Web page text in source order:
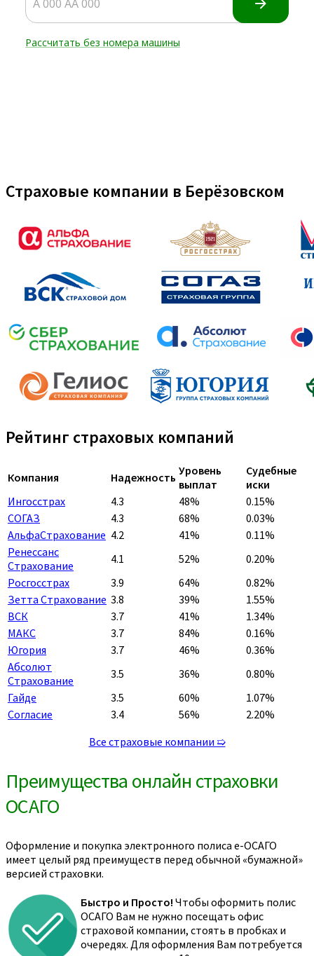
Страховые компании в Берёзовском
Рейтинг страховых компаний
Компания Надежность Уровень
выплат
Судебные
иски
Ингосстрах
4.3 48%
0.15%
СОГАЗ
4.3 68%
0.03%
АльфаСтрахование 4.2 41%
0.11%
Ренессанс
Страхование
4.1 52%
0.20%
Росгосстрах
3.9 64%
0.82%
Зетта Страхование 3.8 39%
1.55%
ВСК
3.7 41%
1.34%
МАКС
3.7 84%
0.16%
Югория
3.7 46%
0.36%
Абсолют
Страхование
3.5 36%
0.80%
Гайде
3.5 60%
1.07%
Согласие
3.4 56%
2.20%
Все страховые компании ➯
Преимущества онлайн страховки
ОСАГО
Оформление и покупка электронного полиса е-ОСАГО
имеет целый ряд преимуществ перед обычной «бумажной»
версией страховки.
Быстро и Просто! Чтобы оформить полис
ОСАГО Вам не нужно посещать офис
страховой компании, стоять в пробках и
очередях. Для оформления Вам потребуется